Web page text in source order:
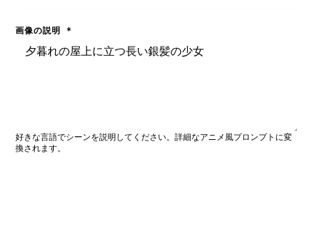
画像の説明 *
好きな言語でシーンを説明してください。詳細なアニメ風プロンプトに変
換されます。